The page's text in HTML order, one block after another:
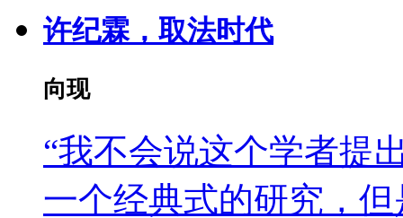
许纪霖，取法时代
向现
“我不会说这个学者提
一个经典式的研究，